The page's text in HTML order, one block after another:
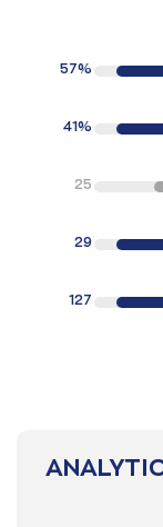
57%
41%
25
29
127